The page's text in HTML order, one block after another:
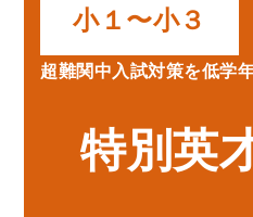
小１〜小３
超難関中入試対策を低学
特別英